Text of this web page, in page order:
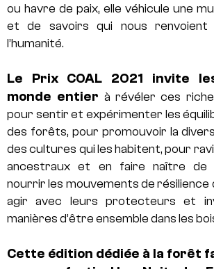
ou havre de paix, elle véhicule une
et de savoirs qui nous renvoient
l’humanité.
Le Prix COAL 2021 invite
monde entier à révéler ces
pour sentir et expérimenter les
des forêts, pour promouvoir la
des cultures qui les habitent, pour
ancestraux et en faire naître de
nourrir les mouvements de résilience
agir avec leurs protecteurs et
manières d’être ensemble dans les
Cette édition dédiée à la forêt